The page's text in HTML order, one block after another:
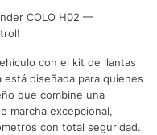
COLO H02 —
con el kit de llantas
diseñada para quienes
que combine una
marcha excepcional,
con total seguridad.